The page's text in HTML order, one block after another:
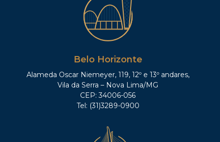
Belo Horizonte
Alameda Oscar Niemeyer, 119, 12º e 13º andares,
Vila da Serra – Nova Lima/MG
CEP: 34006-056
Tel: (31)3289-0900